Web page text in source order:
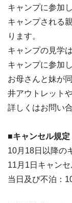
キャンプに参加
キャンプされる
ります。
キャンプの見学
キャンプに参加し
お母さんと妹が
井アウトレット
詳しくはお問い
■キャンセル規定
10月18日以降の
11月1日キャン
当日及び不泊：